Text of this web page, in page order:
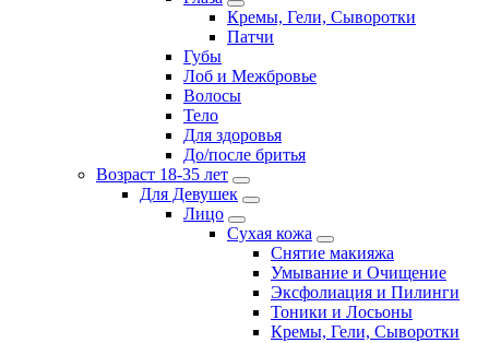
Кремы, Гели, Сыворотки
Патчи
Губы
Лоб и Межбровье
Волосы
Тело
Для здоровья
До/после бритья
Возраст 18-35 лет
Для Девушек
Лицо
Сухая кожа
Снятие макияжа
Умывание и Очищение
Эксфолиация и Пилинги
Тоники и Лосьоны
Кремы, Гели, Сыворотки